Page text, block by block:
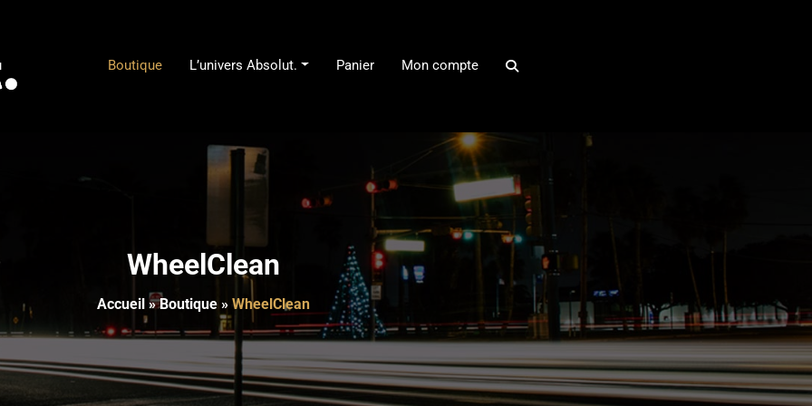
Fournisseur de produit de nettoyage pour automobile
Boutique L’univers Absolut. Panier Mon compte
WheelClean
Accueil»Boutique» WheelClean